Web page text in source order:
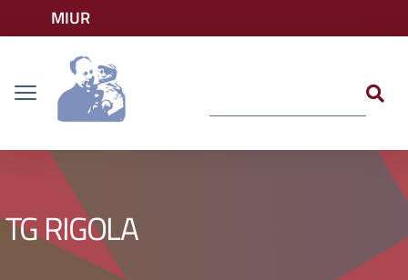
Vai ai contenuti
Vai al menu di navigazione
Vai al footer
MIUR
TG RIGOLA